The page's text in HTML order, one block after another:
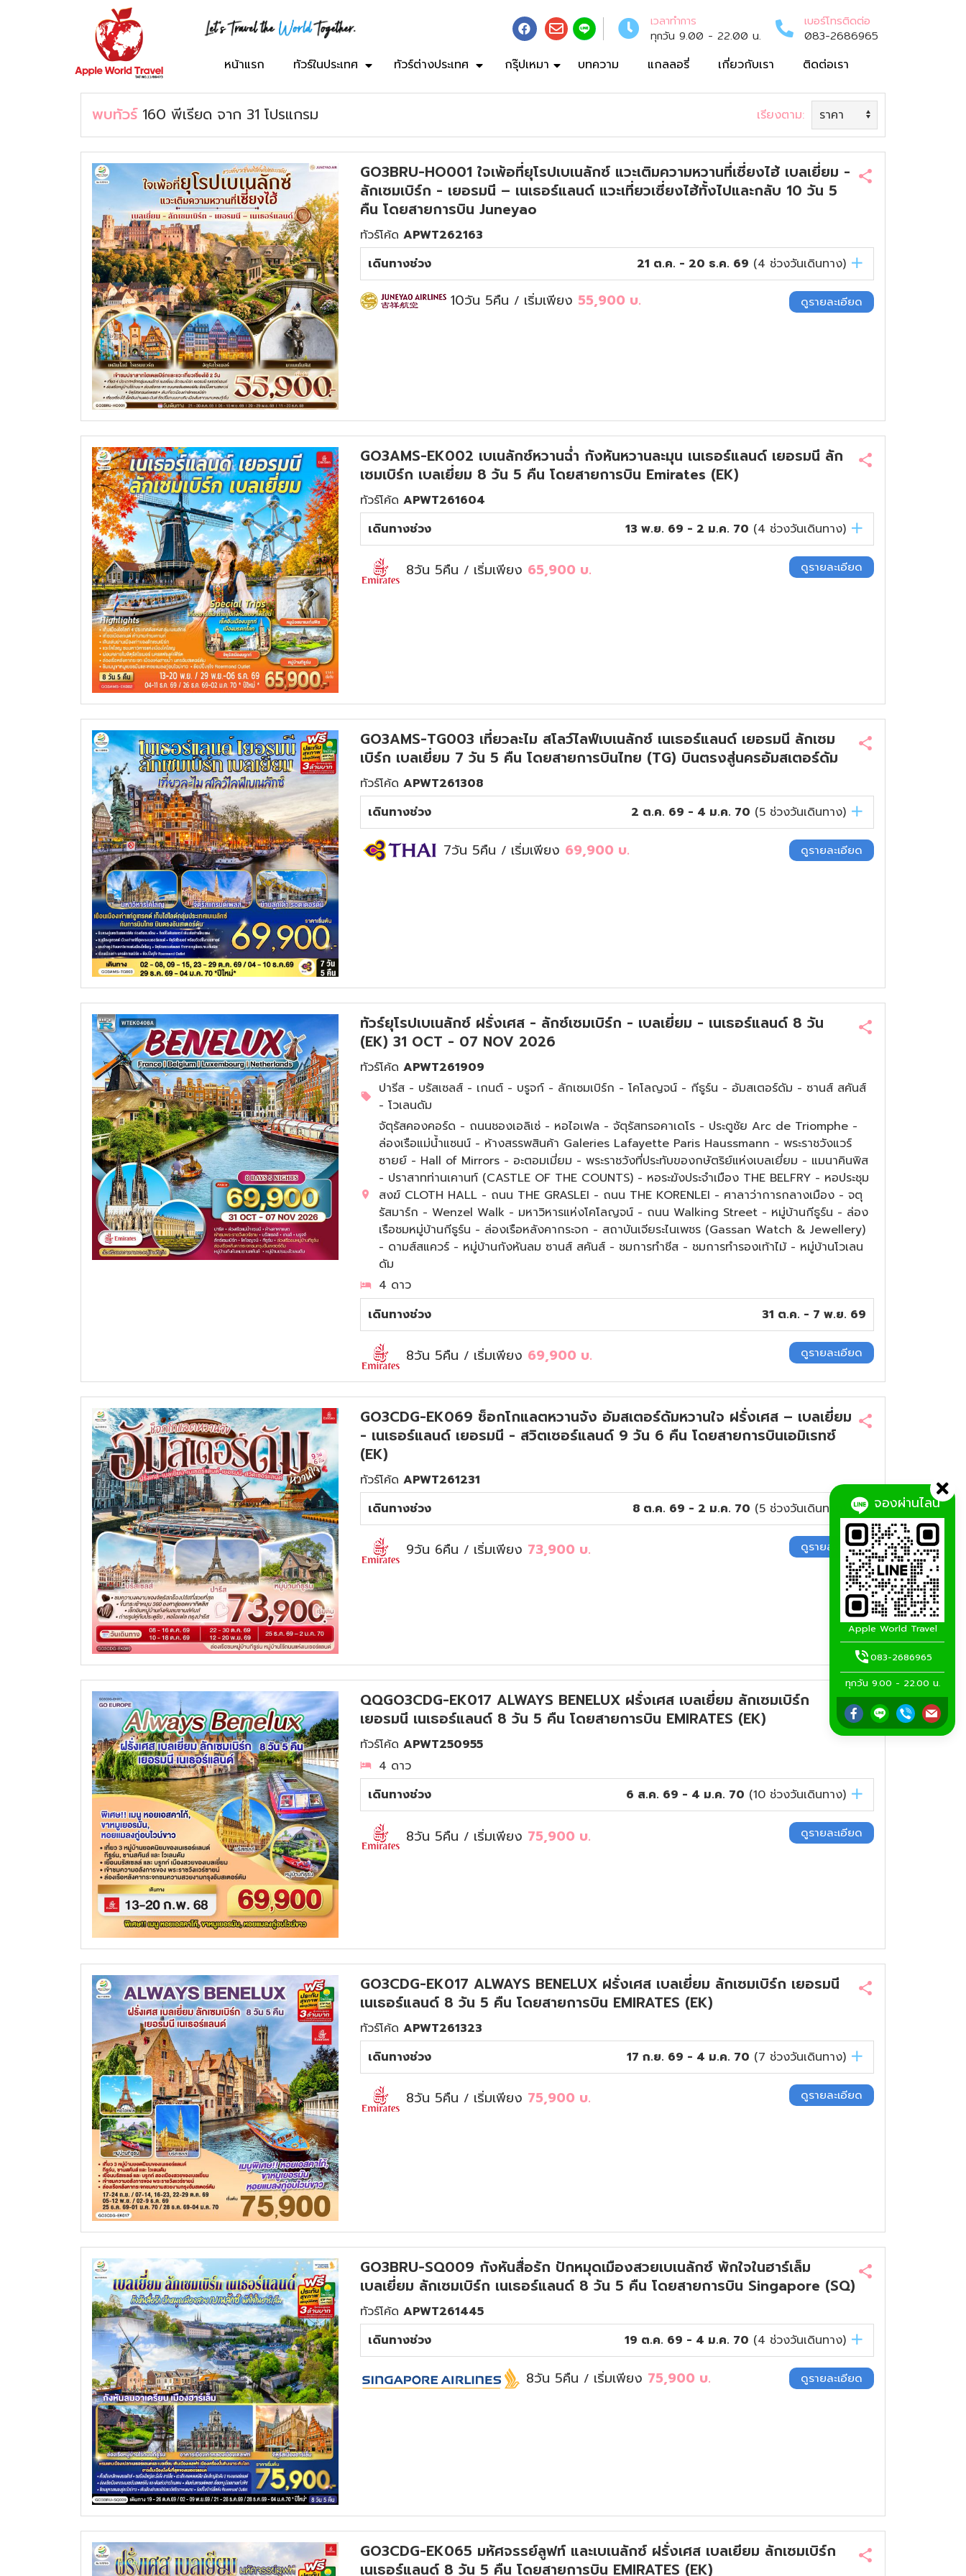
เวลาทำการ
ทุกวัน 9.00 - 22.00 น.
เบอร์โทรติดต่อ
083-2686965
หน้าแรก ทัวร์ในประเทศ ทัวร์ต่างประเทศ กรุ๊ปเหมา บทความ แกลลอรี่ เกี่ยวกับเรา ติดต่อเรา
พบทัวร์ 160 พีเรียด จาก 31 โปรแกรม เรียงตาม:
GO3BRU-HO001 ใจเพ้อที่ยุโรปเบเนลักซ์ แวะเติมความหวานที่เซี่ยงไฮ้ เบลเยี่ยม -
ลักเซมเบิร์ก - เยอรมนี – เนเธอร์แลนด์ แวะเที่ยวเซี่ยงไฮ้ทั้งไปและกลับ 10 วัน 5
คืน โดยสายการบิน Juneyao
ทัวร์โค้ด APWT262163
เดินทางช่วง
21 ต.ค. - 20 ธ.ค. 69 (4 ช่วงวันเดินทาง)
10วัน 5คืน / เริ่มเพียง 55,900 บ. ดูรายละเอียด
GO3AMS-EK002 เบเนลักซ์หวานฉ่ำ กังหันหวานละมุน เนเธอร์แลนด์ เยอรมนี ลัก
เซมเบิร์ก เบลเยี่ยม 8 วัน 5 คืน โดยสายการบิน Emirates (EK)
ทัวร์โค้ด APWT261604
เดินทางช่วง
13 พ.ย. 69 - 2 ม.ค. 70 (4 ช่วงวันเดินทาง)
8วัน 5คืน / เริ่มเพียง 65,900 บ. ดูรายละเอียด
GO3AMS-TG003 เที่ยวละไม สโลว์ไลฟ์เบเนลักซ์ เนเธอร์แลนด์ เยอรมนี ลักเซม
เบิร์ก เบลเยี่ยม 7 วัน 5 คืน โดยสายการบินไทย (TG) บินตรงสู่นครอัมสเตอร์ดัม
ทัวร์โค้ด APWT261308
เดินทางช่วง
2 ต.ค. 69 - 4 ม.ค. 70 (5ช่วงวันเดินทาง)
7วัน 5คืน / เริ่มเพียง 69,900 บ. ดูรายละเอียด
ทัวร์ยุโรปเบเนลักซ์ ฝรั่งเศส - ลักซ์เซมเบิร์ก - เบลเยี่ยม - เนเธอร์แลนด์ 8 วัน
(EK) 31 OCT - 07 NOV 2026
ทัวร์โค้ด APWT261909
ปารีส - บรัสเซลส์ - เกนต์ - บรูจก์ - ลักเซมเบิร์ก - โคโลญจน์ - กีธูร์น - อัมสเตอร์ดัม - ซานส์ สคันส์
- โวเลนดัม
จัตุรัสคองคอร์ด - ถนนชองเอลิเซ่ - หอไอเฟล - จัตุรัสทรอคาเดโร - ประตูชัย Arc de Triomphe -
ล่องเรือแม่น้ำแซนน์ - ห้างสรรพสินค้า Galeries Lafayette Paris Haussmann - พระราชวังแวร์
ซายย์ - Hall of Mirrors - อะตอมเมี่ยม - พระราชวังที่ประทับของกษัตริย์แห่งเบลเยี่ยม - แมนาคินพิส
- ปราสาทท่านเคานท์ (CASTLE OF THE COUNTS) - หอระฆังประจำเมือง THE BELFRY - หอประชุม
สงฆ์ CLOTH HALL - ถนน THE GRASLEI - ถนน THE KORENLEI - ศาลาว่าการกลางเมือง - จตุ
รัสมาร์ก - Wenzel Walk - มหาวิหารแห่งโคโลญจน์ - ถนน Walking Street - หมู่บ้านกีธูร์น - ล่อง
เรือชมหมู่บ้านกีธูร์น - ล่องเรือหลังคากระจก - สถาบันเจียระไนเพชร (Gassan Watch & Jewellery)
- ดามส์สแควร์ - หมู่บ้านกังหันลม ซานส์ สคันส์ - ชมการทำชีส - ชมการทำรองเท้าไม้ - หมู่บ้านโวเลน
ดัม
4 ดาว
เดินทางช่วง
31 ต.ค. - 7 พ.ย. 69
8วัน 5คืน / เริ่มเพียง 69,900 บ. ดูรายละเอียด
GO3CDG-EK069 ช็อกโกแลตหวานจัง อัมสเตอร์ดัมหวานใจ ฝรั่งเศส – เบลเยี่ยม
- เนเธอร์แลนด์ เยอรมนี - สวิตเซอร์แลนด์ 9 วัน 6 คืน โดยสายการบินเอมิเรทซ์
(EK)
ทัวร์โค้ด APWT261231
เดินทางช่วง
8 ต.ค. 69 - 2 ม.ค. 70 (5ช่วงวันเดินทาง)
9วัน 6คืน / เริ่มเพียง 73,900 บ. ดูรายละเอียด
QQGO3CDG-EK017 ALWAYS BENELUX ฝรั่งเศส เบลเยี่ยม ลักเซมเบิร์ก
เยอรมนี เนเธอร์แลนด์ 8 วัน 5 คืน โดยสายการบิน EMIRATES (EK)
ทัวร์โค้ด APWT250955
4 ดาว
เดินทางช่วง
6 ส.ค. 69 - 4 ม.ค. 70 (10ช่วงวันเดินทาง)
8วัน 5คืน / เริ่มเพียง 75,900 บ. ดูรายละเอียด
GO3CDG-EK017 ALWAYS BENELUX ฝรั่งเศส เบลเยี่ยม ลักเซมเบิร์ก เยอรมนี
เนเธอร์แลนด์ 8 วัน 5 คืน โดยสายการบิน EMIRATES (EK)
ทัวร์โค้ด APWT261323
เดินทางช่วง
17 ก.ย. 69 - 4 ม.ค. 70 (7 ช่วงวันเดินทาง)
8วัน 5คืน / เริ่มเพียง 75,900 บ. ดูรายละเอียด
GO3BRU-SQ009 กังหันสื่อรัก ปักหมุดเมืองสวยเบเนลักซ์ พักใจในฮาร์เล็ม
เบลเยี่ยม ลักเซมเบิร์ก เนเธอร์แลนด์ 8 วัน 5 คืน โดยสายการบิน Singapore (SQ)
ทัวร์โค้ด APWT261445
เดินทางช่วง
19 ต.ค. 69 - 4 ม.ค. 70 (4 ช่วงวันเดินทาง)
8วัน 5คืน / เริ่มเพียง 75,900 บ. ดูรายละเอียด
GO3CDG-EK065 มหัศจรรย์ลูฟท์ และเบเนลักซ์ ฝรั่งเศส เบลเยียม ลักเซมเบิร์ก
เนเธอร์แลนด์ 8 วัน 5 คืน โดยสายการบิน EMIRATES (EK)
จองผ่านไลน์
Apple World Travel
083-2686965
ทุกวัน 9.00 - 22.00 น.
ทัวร์เกาหลี
ทัวร์สิงคโปร์
ทัวร์จอร์เจีย
ทัวร์มาเลเซีย
ทัวร์เยอรมัน
ทัวร์เนเธอร์แลนด์
ทัวร์สวิตเซอร์แลนด์
ทัวร์ฟินแลนด์
ทัวร์ไอซ์แลนด์
ทัวร์ออสเตรีย
ทัวร์ฮังการี
ทัวร์จอร์เจีย
ทัวร์สหรัฐอเมริกา
ทัวร์อังกฤษ
กรุ๊ปทัวร์องค์กร